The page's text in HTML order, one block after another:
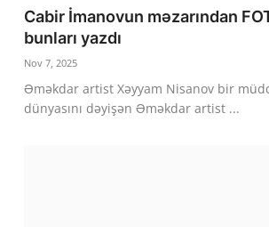
Cabir İmanovun məzarından
bunları yazdı
Nov 7, 2025
Əməkdar artist Xəyyam Nisanov bir
dünyasını dəyişən Əməkdar artist ...